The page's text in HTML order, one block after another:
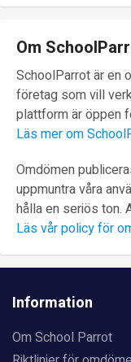
Om
SchoolParrot är en
företag som vill
plattform är öppen
Läs mer om
Omdömen
uppmuntra våra
hålla en seriös ton.
Läs vår policy för
Information
Om School Parrot